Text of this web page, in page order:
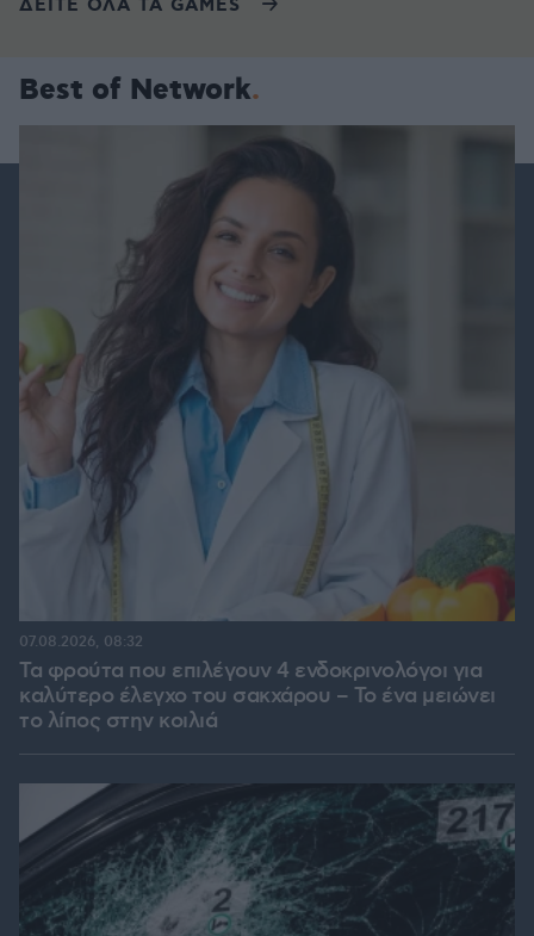
ΔΕΙΤΕ ΟΛΑ ΤΑ GAMES
Best of Network
Τα φρούτα που επιλέγουν 4 ενδοκρινολόγοι για
καλύτερο έλεγχο του σακχάρου – Το ένα μειώνει
το λίπος στην κοιλιά
07.08.2026, 08:32